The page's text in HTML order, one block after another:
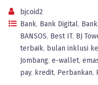
bjcoid2
Bank, Bank Digital,
BANSOS, Best IT, BJ
terbaik, bulan inklusi
Jombang, e-wallet,
pay, kredit, Perbankan,